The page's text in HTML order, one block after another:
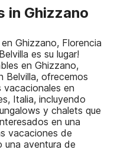
in Ghizzano
Ghizzano, Florencia
es su lugar!
en Ghizzano,
Belvilla, ofrecemos
vacacionales en
Italia, incluyendo
y chalets que
en una
vacaciones de
aventura de